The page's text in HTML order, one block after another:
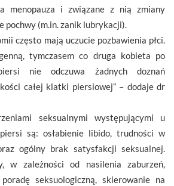
menopauza i związane z nią zmiany
pochwy (m.in. zanik lubrykacji).
często mają uczucie pozbawienia płci.
tymczasem co druga kobieta po
nie odczuwa żadnych doznań
całej klatki piersiowej” – dodaje dr
seksualnymi występującymi u
są: osłabienie libido, trudności w
ogólny brak satysfakcji seksualnej.
w zależności od nasilenia zaburzeń,
seksuologiczną, skierowanie na